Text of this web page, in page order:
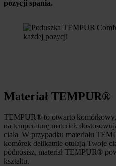
pozycji spania.
Materiał TEMPUR®
TEMPUR® to otwarto
na temperaturę materiał,
ciała. W przypadku materiału
komórek delikatnie otulają Twoje
podnosisz, materiał TEMPUR®
kształtu.